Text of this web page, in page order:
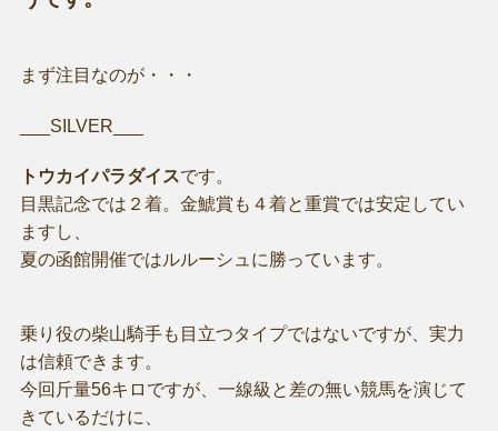
まず注目なのが・・・
___SILVER___
トウカイパラダイスです。
目黒記念では２着。金鯱賞も４着と重賞では安定してい
ますし、
夏の函館開催ではルルーシュに勝っています。
乗り役の柴山騎手も目立つタイプではないですが、実力
は信頼できます。
今回斤量56キロですが、一線級と差の無い競馬を演じて
きているだけに、